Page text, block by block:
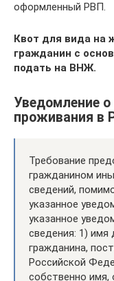
оформленный РВП.
Квот для вида на
гражданин с
подать на ВНЖ.
Уведомление
проживания в
Требование
гражданином
сведений,
указанное
указанное
сведения: 1) имя
гражданина,
Российской
собственно имя,